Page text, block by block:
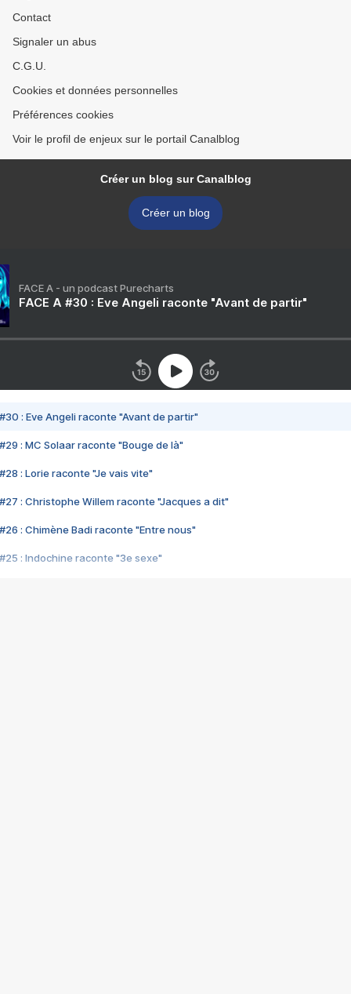
Contact
Signaler un abus
C.G.U.
Cookies et données personnelles
Préférences cookies
Voir le profil de enjeux sur le portail Canalblog
Créer un blog sur Canalblog
Créer un blog
FACE A - un podcast Purecharts
FACE A #30 : Eve Angeli raconte "Avant de partir"
#30 : Eve Angeli raconte "Avant de partir"
#29 : MC Solaar raconte "Bouge de là"
#28 : Lorie raconte "Je vais vite"
#27 : Christophe Willem raconte "Jacques a dit"
#26 : Chimène Badi raconte "Entre nous"
#25 : Indochine raconte "3e sexe"